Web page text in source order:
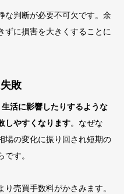
な判断が必要不可欠です。余
ずに損害を大きくすることに
敗
活に影響したりするような
しやすくなります。なぜな
場の変化に振り回され短期の
す。
売買手数料がかさみます。